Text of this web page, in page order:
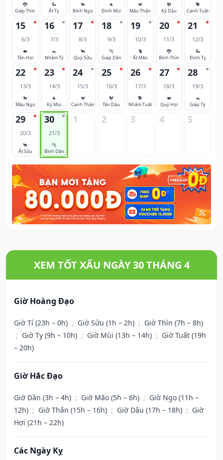
🐉
Giáp Thìn
🐍
Ất Tỵ
🐎
Bính Ngọ
🐐
Đinh Mùi
🐒
Mậu Thân
🐓
Kỷ Dậu
🐕
Canh Tuất
15
6/3
🐖
Tân Hợi
16
7/3
🐀
Nhâm Tý
17
8/3
🐂
Quý Sửu
18
9/3
🐅
Giáp Dần
19
10/3
🐈
Ất Mão
20
11/3
🐉
Bính Thìn
21
12/3
🐍
Đinh Tỵ
22
13/3
🐎
Mậu Ngọ
23
14/3
🐐
Kỷ Mùi
24
15/3
🐒
Canh Thân
25
16/3
🐓
Tân Dậu
26
17/3
🐕
Nhâm Tuất
27
18/3
🐖
Quý Hợi
28
19/3
🐀
Giáp Tý
29
20/3
🐂
Ất Sửu
30
21/3
🐅
Bính Dần
1 2 3 4 5
XEM TỐT XẤU NGÀY 30 THÁNG 4
Giờ Hoàng Đạo
Giờ Tí (23h – 0h) ; Giờ Sửu (1h – 2h) ; Giờ Thìn (7h – 8h)
; Giờ Tỵ (9h – 10h) ; Giờ Mùi (13h – 14h) ; Giờ Tuất (19h
– 20h)
Giờ Hắc Đạo
Giờ Dần (3h – 4h) ; Giờ Mão (5h – 6h) ; Giờ Ngọ (11h –
12h) ; Giờ Thân (15h – 16h) ; Giờ Dậu (17h – 18h) ; Giờ
Hợi (21h – 22h)
Các Ngày Kỵ